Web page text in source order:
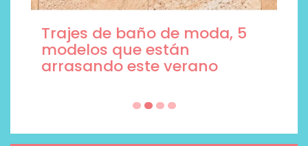
Trajes de baño de moda, 5
modelos que están
arrasando este verano